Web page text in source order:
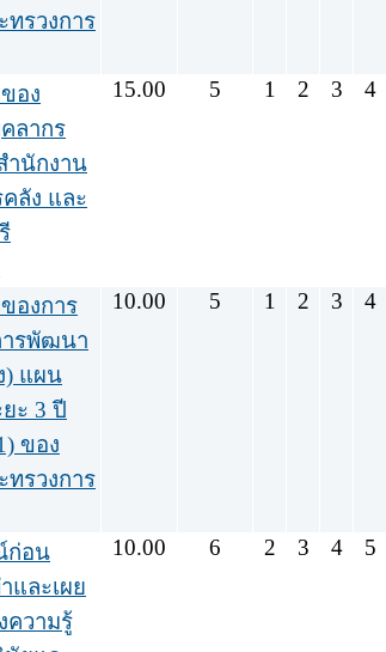
ทรวงการ
อง
ลากร
ำนักงาน
ลัง และ
15.00 5 1 2 3 4
องการ
ารพัฒนา
) แผน
ะ 3 ปี
ของ
ทรวงการ
10.00 5 1 2 3 4
ก่อน
และเผย
ความรู้
10.00 6 2 3 4 5